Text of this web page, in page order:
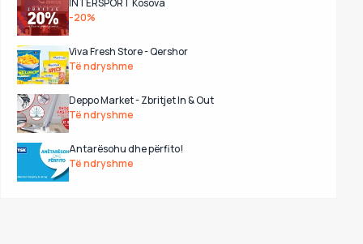
-20%
Viva Fresh Store - Qershor
Të ndryshme
Deppo Market - Zbritjet In & Out
Të ndryshme
Antarësohu dhe përfito!
Të ndryshme